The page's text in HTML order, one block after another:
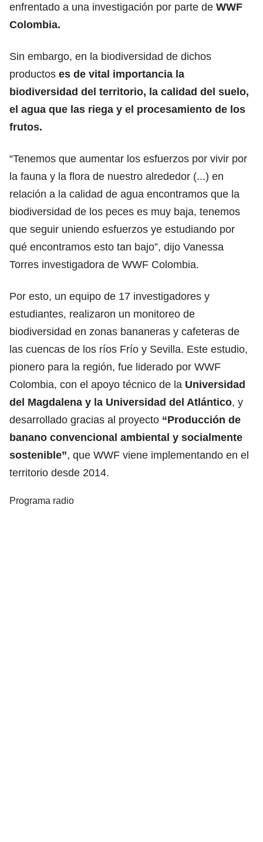
enfrentado a una investigación por parte de WWF
Colombia.
Sin embargo, en la biodiversidad de dichos
productos es de vital importancia la
biodiversidad del territorio, la calidad del suelo,
el agua que las riega y el procesamiento de los
frutos.
“Tenemos que aumentar los esfuerzos por vivir por
la fauna y la flora de nuestro alrededor (...) en
relación a la calidad de agua encontramos que la
biodiversidad de los peces es muy baja, tenemos
que seguir uniendo esfuerzos ye estudiando por
qué encontramos esto tan bajo”, dijo Vanessa
Torres investigadora de WWF Colombia.
Por esto, un equipo de 17 investigadores y
estudiantes, realizaron un monitoreo de
biodiversidad en zonas bananeras y cafeteras de
las cuencas de los ríos Frío y Sevilla. Este estudio,
pionero para la región, fue liderado por WWF
Colombia, con el apoyo técnico de la Universidad
del Magdalena y la Universidad del Atlántico, y
desarrollado gracias al proyecto “Producción de
banano convencional ambiental y socialmente
sostenible”, que WWF viene implementando en el
territorio desde 2014.
Programa radio